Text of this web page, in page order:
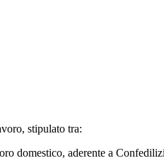
stipulato tra:
domestico, aderente a